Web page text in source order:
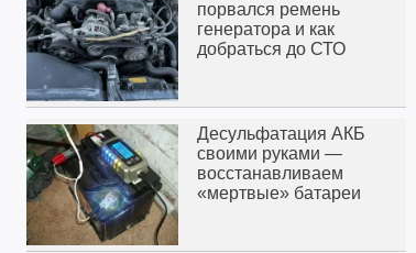
порвался ремень
генератора и как
добраться до СТО
Десульфатация АКБ
своими руками —
восстанавливаем
«мертвые» батареи